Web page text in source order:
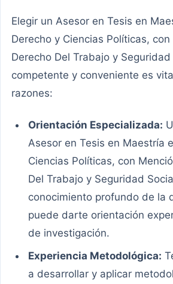
Elegir un Asesor en Tesis en
Derecho y Ciencias Políticas,
Derecho Del Trabajo y Seguridad
competente y conveniente es
razones:
Orientación Especializada:
Asesor en Tesis en Maestría
Ciencias Políticas, con
Del Trabajo y Seguridad
conocimiento profundo de la
puede darte orientación
de investigación.
Experiencia Metodológica:
a desarrollar y aplicar